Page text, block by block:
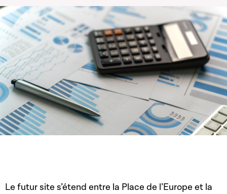
Le futur site s’étend entre la Place de l’Europe et la